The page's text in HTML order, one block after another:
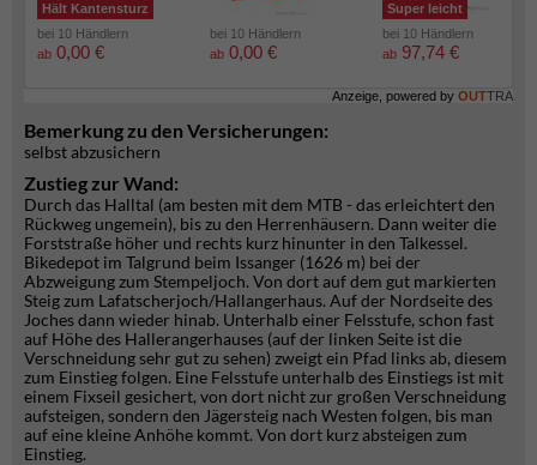
Hält Kantensturz
bei 10 Händlern
ab 0,00 €
bei 10 Händlern
ab 0,00 €
Super leicht
bei 10 Händlern
ab 97,74 €
Anzeige, powered by OUTTRA
Bemerkung zu den Versicherungen:
selbst abzusichern
Zustieg zur Wand:
Durch das Halltal (am besten mit dem MTB - das erleichtert den
Rückweg ungemein), bis zu den Herrenhäusern. Dann weiter die
Forststraße höher und rechts kurz hinunter in den Talkessel.
Bikedepot im Talgrund beim Issanger (1626 m) bei der
Abzweigung zum Stempeljoch. Von dort auf dem gut markierten
Steig zum Lafatscherjoch/Hallangerhaus. Auf der Nordseite des
Joches dann wieder hinab. Unterhalb einer Felsstufe, schon fast
auf Höhe des Hallerangerhauses (auf der linken Seite ist die
Verschneidung sehr gut zu sehen) zweigt ein Pfad links ab, diesem
zum Einstieg folgen. Eine Felsstufe unterhalb des Einstiegs ist mit
einem Fixseil gesichert, von dort nicht zur großen Verschneidung
aufsteigen, sondern den Jägersteig nach Westen folgen, bis man
auf eine kleine Anhöhe kommt. Von dort kurz absteigen zum
Einstieg.